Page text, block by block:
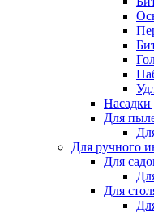
Насадки
Для
Для ручного
Для
Для